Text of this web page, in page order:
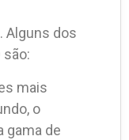
Alguns dos
mais
o
gama de